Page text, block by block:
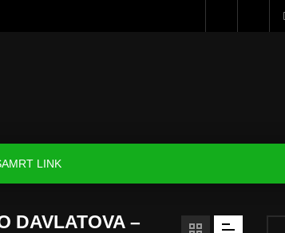
LINK
DAVLATOVA –